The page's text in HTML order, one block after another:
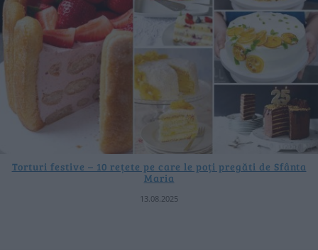
Torturi festive – 10 rețete pe care le poți pregăti de Sfânta
Maria
13.08.2025